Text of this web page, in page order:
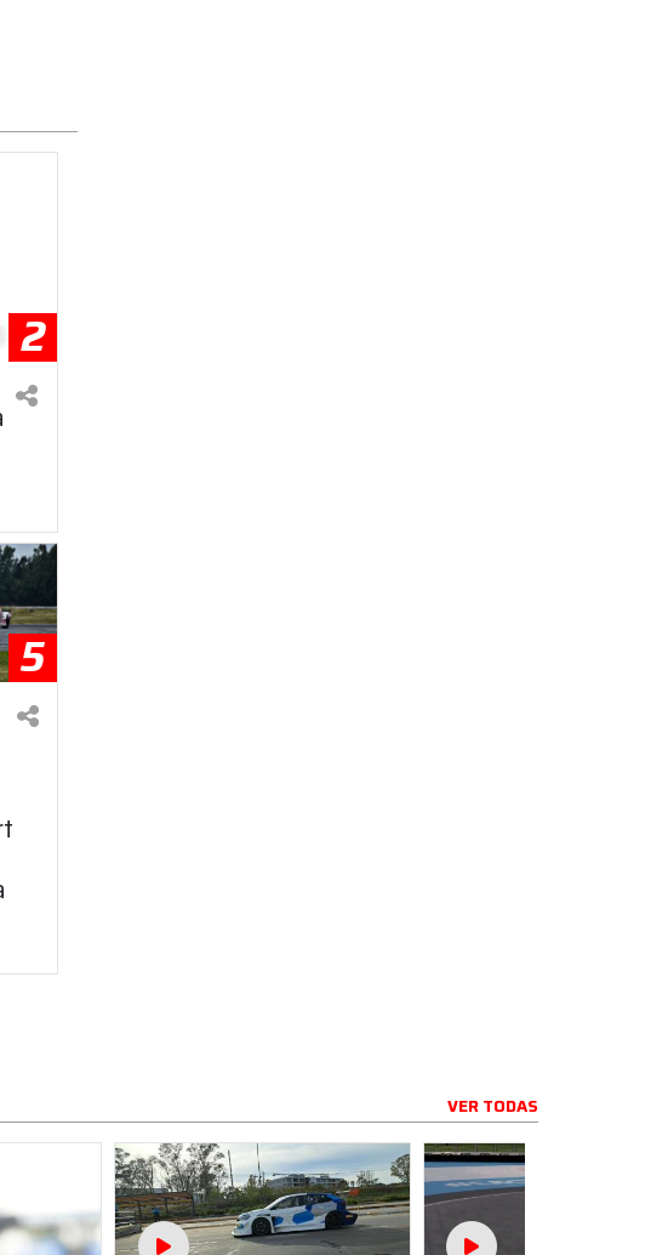
2
5
VER TODAS